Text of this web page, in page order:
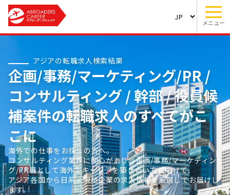
メニュー
アジアの転職求人検索結果
企画/事務/マーケティング/PR /
コンサルティング / 幹部 / 役員候
補案件の転職求人のすべてがこ
こに
海外での仕事をお探しの方へ。
コンサルティング業界に関心があり、企画/事務/マーケティン
グ/PR職として海外でキャリアを築きたい方に向けて、
アジア各国から日系・現地企業の求人情報を厳選してお届けし
ます。